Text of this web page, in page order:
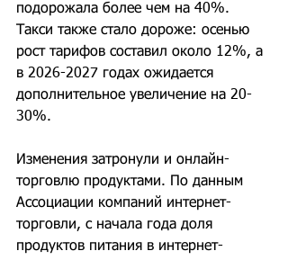
подорожала более чем на 40%.
Такси также стало дороже: осенью
рост тарифов составил около 12%, а
в 2026-2027 годах ожидается
дополнительное увеличение на 20-
30%.
Изменения затронули и онлайн-
торговлю продуктами. По данным
Ассоциации компаний интернет-
торговли, с начала года доля
продуктов питания в интернет-